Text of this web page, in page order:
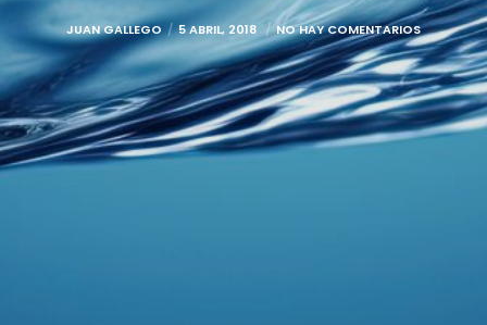
JUAN GALLEGO 5 ABRIL, 2018 NO HAY COMENTARIOS